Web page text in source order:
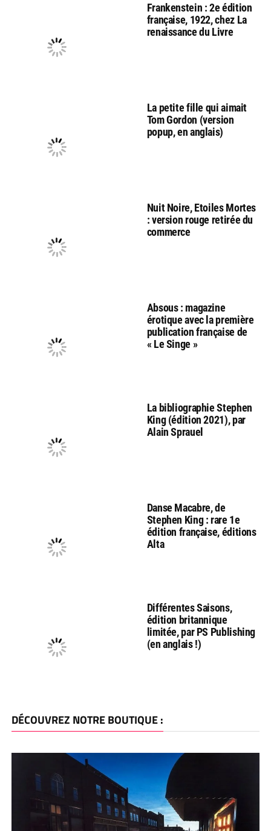
Frankenstein : 2e édition
française, 1922, chez La
renaissance du Livre
La petite fille qui aimait
Tom Gordon (version
popup, en anglais)
Nuit Noire, Etoiles Mortes
: version rouge retirée du
commerce
Absous : magazine
érotique avec la première
publication française de
« Le Singe »
La bibliographie Stephen
King (édition 2021), par
Alain Sprauel
Danse Macabre, de
Stephen King : rare 1e
édition française, éditions
Alta
Différentes Saisons,
édition britannique
limitée, par PS Publishing
(en anglais !)
DÉCOUVREZ NOTRE BOUTIQUE :